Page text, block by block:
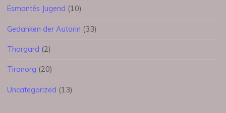
Esmantés Jugend (10)
Gedanken der Autorin (33)
Thorgard (2)
Tiranorg (20)
Uncategorized (13)